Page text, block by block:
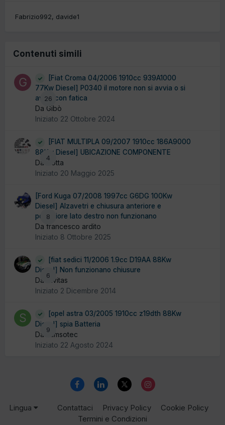
Fabrizio992 davide1
Contenuti simili
26
[Fiat Croma 04/2006 1910cc 939A1000
77Kw Diesel] P0340 il motore non si avvia o si
avvia con fatica
Da Gibò
Iniziato 22 Ottobre 2024
4
[FIAT MULTIPLA 09/2007 1910cc 186A9000
88Kw Diesel] UBICAZIONE COMPONENTE
Da Liotta
Iniziato 20 Maggio 2025
8
[Ford Kuga 07/2008 1997cc G6DG 100Kw
Diesel] Alzavetri e chiusura anteriore e
posteriore lato destro non funzionano
Da francesco ardito
Iniziato 8 Ottobre 2025
6
[fiat sedici 11/2006 1.9cc D19AA 88Kw
Diesel] Non funzionano chiusure
Da Civitas
Iniziato 2 Dicembre 2014
9
[opel astra 03/2005 1910cc z19dth 88Kw
Diesel] spia Batteria
Da samsotec
Iniziato 22 Agosto 2024
Lingua Contattaci Privacy Policy
Cookie Policy
Termini e Condizioni